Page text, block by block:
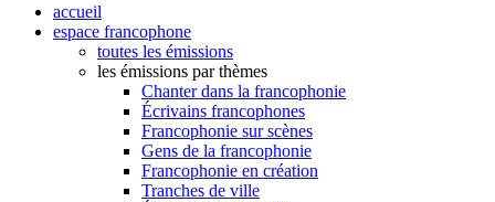
accueil
espace francophone
toutes les émissions
les émissions par thèmes
Chanter dans la francophonie
Écrivains francophones
Francophonie sur scènes
Gens de la francophonie
Francophonie en création
Tranches de ville